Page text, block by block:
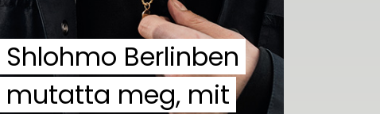
Shlohmo Berlinben
mutatta meg, mit